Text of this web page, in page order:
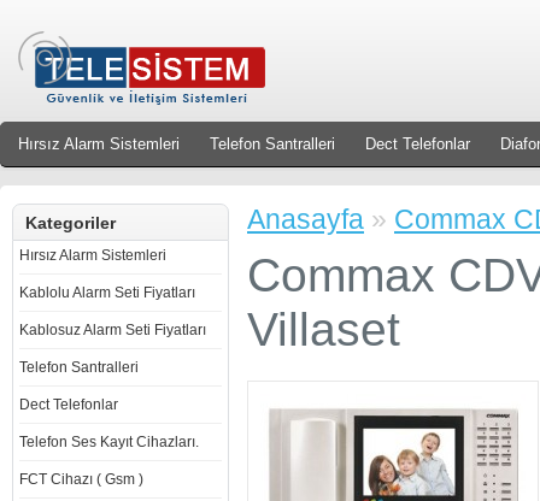
Hırsız Alarm Sistemleri Telefon Santralleri Dect Telefonlar
Kategoriler
Hırsız Alarm Sistemleri
Kablolu Alarm Seti Fiyatları
Kablosuz Alarm Seti Fiyatları
Telefon Santralleri
Dect Telefonlar
Telefon Ses Kayıt Cihazları.
FCT Cihazı ( Gsm )
Anasayfa » Commax
Commax
Villaset